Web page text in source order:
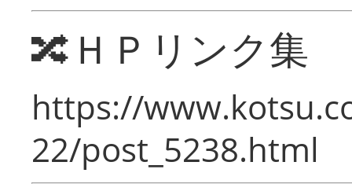
🔀ＨＰリンク集
https://
22/post_5238.html